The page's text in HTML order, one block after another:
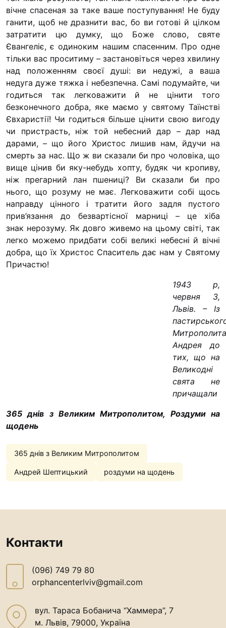
Одна
одна
Чемпіонат
“КОПА”
Як
Ми
З рук в
Юричко
Освіта
Контакти
вічне спасен­ая за таке ваше поступування! Не буду
ганити, щоб не дразнити вас, бо ви готові й цілком
затратити цю думку, що Боже слово, святе
Євангеліє, є одиноким нашим спа­сенним. Про одне
тільки вас проситиму – застановіться через хвилину
над положенням своєї душі: ви недужі, а ваша
недуга дуже тяжка і небезпечна. Самі подумайте, чи
годиться так легковажити й не цінити того
безконечного добра, яке маємо у святому Таїнстві
Євхаристії! Чи годиться більше цінити свою вигоду
чи пристрасть, ніж той небесний дар – дар над
дарами, – що його Христос лишив нам, йдучи на
смерть за нас. Що ж ви сказали би про чоловіка, що
вище цінив би яку-небудь хопту, будяк чи кропиву,
ніж прегарний лан пшениці? Ви сказали би про
нього, що розуму не має. Легковажити собі щось
направду цінного і тратити його задля пустого
прив’язання до безвартісної марниці – це хіба
знак нерозуму. Як довго живемо на цьому світі, так
легко можемо придбати собі великі небесні й вічні
добра, що їх Христос Спаситель дає нам у Святому
Причастю!
1943 р,
червня 3,
Львів. – Із
Митрополита
Андрея до
тих, що на
Великодні
свята не
причащали
365 днів з Великим Митрополитом, Роздуми на
щодень
365 днів з Великим Митрополитом
Андрей Шептицький роздуми на щодень
Контакти
(096) 749 79 80
orphancenterlviv@gmail.com
вул. Тараса Бобанича “Хаммера”, 7
м. Львів, 79000, Україна